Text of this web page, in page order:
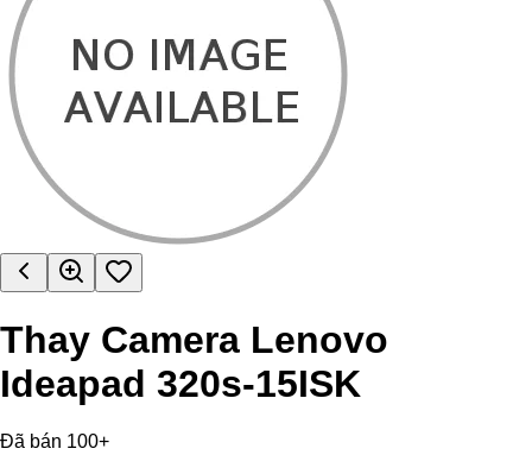
Thay Camera Lenovo
Ideapad 320s-15ISK
Đã bán 100+